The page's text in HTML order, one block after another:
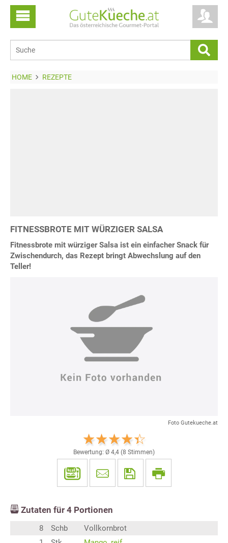
HOME REZEPTE
FITNESSBROTE MIT WÜRZIGER SALSA
Fitnessbrote mit würziger Salsa ist ein einfacher Snack für
Zwischendurch, das Rezept bringt Abwechslung auf den
Teller!
Foto Gutekueche.at
Bewertung: Ø 4,4 (8 Stimmen)
Zutaten für 4 Portionen
8 Schb
Vollkornbrot